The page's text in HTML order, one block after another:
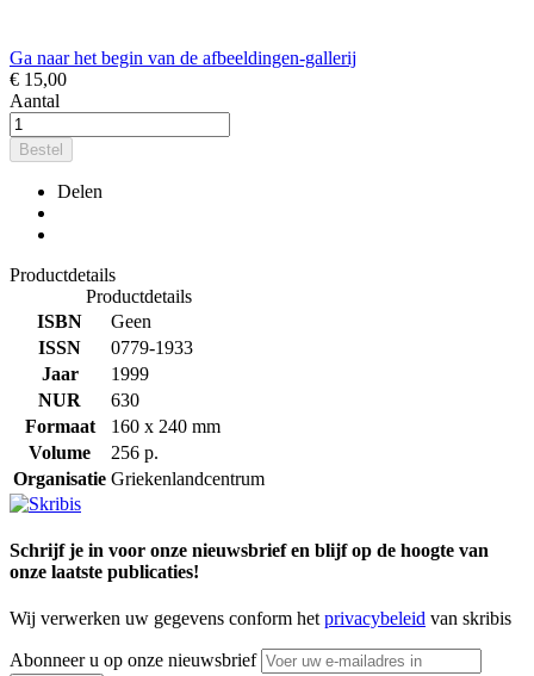
Ga naar het begin van de afbeeldingen-gallerij
€ 15,00
Aantal
Bestel
Delen
Productdetails
Productdetails
ISBN
Geen
ISSN
0779-1933
Jaar
1999
NUR
630
Formaat
160 x 240 mm
Volume
256 p.
Organisatie Griekenlandcentrum
Schrijf je in voor onze nieuwsbrief en blijf op de hoogte van
onze laatste publicaties!
Wij verwerken uw gegevens conform het privacybeleid van skribis
Abonneer u op onze nieuwsbrief